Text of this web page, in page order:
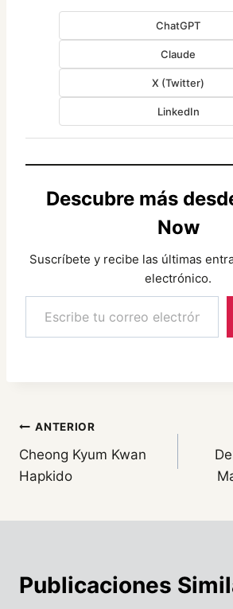
ChatGPT
Claude
X (Twitter)
LinkedIn
Descubre más
Now
Suscríbete y recibe las últimas
electrónico.
Escribe tu correo electrónico…
Navegación
de
ANTERIOR
Cheong Kyum Kwan
Hapkido
Publicaciones